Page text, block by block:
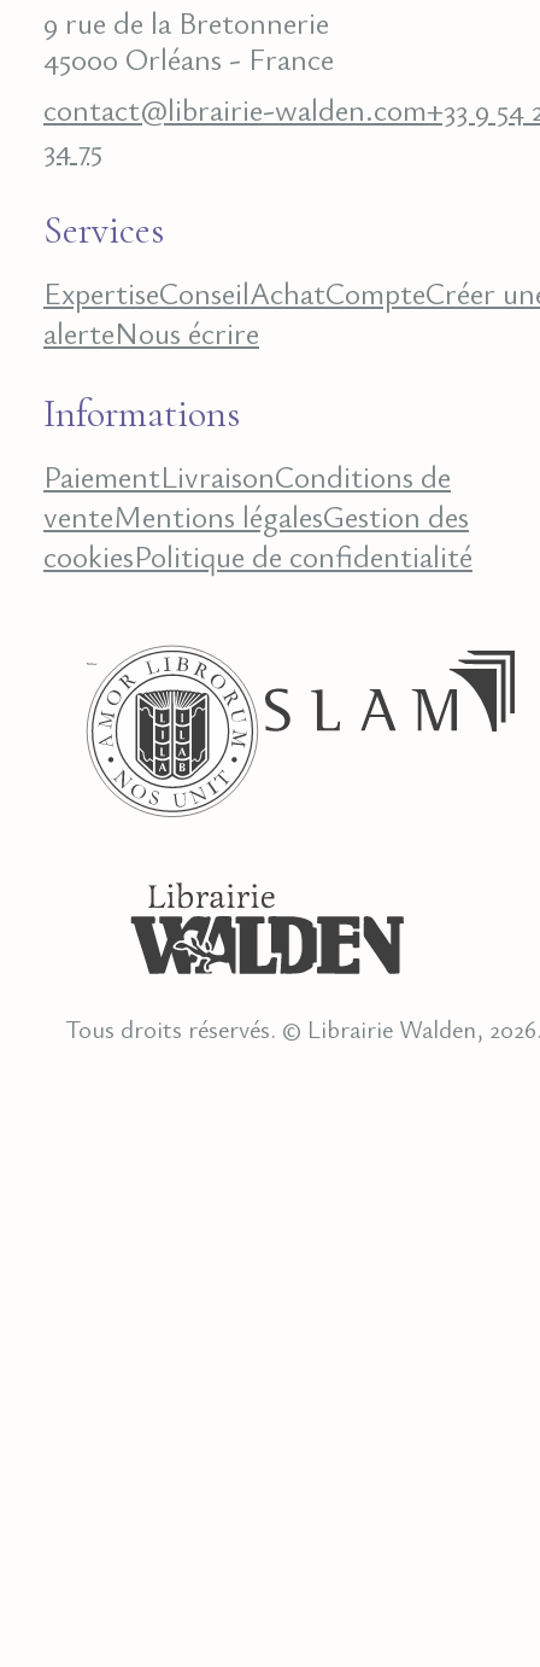
9 rue de la Bretonnerie
45000 Orléans - France
contact@librairie-walden.com+33 9 54
34 75
Services
ExpertiseConseilAchatCompteCréer
alerteNous écrire
Informations
PaiementLivraisonConditions de
venteMentions légalesGestion des
cookiesPolitique de confidentialité
Tous droits réservés. © Librairie Walden,